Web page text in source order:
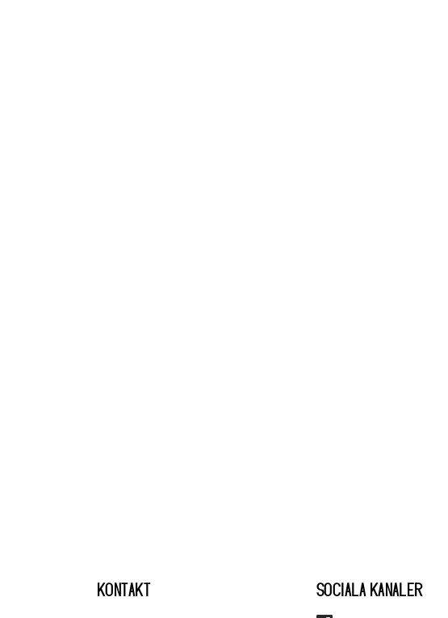
KONTAKT SOCIALA KANALER